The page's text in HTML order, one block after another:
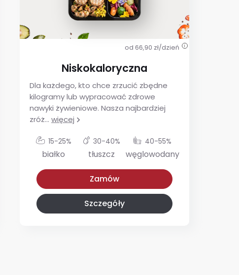
od 66,90 zł/dzień i
Niskokaloryczna
Dla każdego, kto chce zrzucić zbędne
kilogramy lub wypracować zdrowe
nawyki żywieniowe. Nasza najbardziej
zróż... więcej
15-25%
białko
30-40%
tłuszcz
40-55%
węglowodany
Zamów
Szczegóły